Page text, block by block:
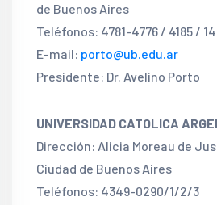
de Buenos Aires
Teléfonos: 4781-4776 / 4185 /
E-mail: porto@ub.edu.ar
Presidente: Dr. Avelino Porto
UNIVERSIDAD CATOLICA
Dirección: Alicia Moreau de
Ciudad de Buenos Aires
Teléfonos: 4349-0290/1/2/3